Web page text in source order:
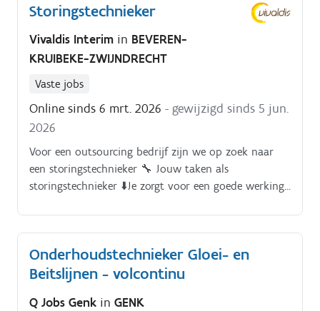
Storingstechnieker
Vivaldis Interim in BEVEREN-
KRUIBEKE-ZWIJNDRECHT
Vaste jobs
Online sinds 6 mrt. 2026 - gewijzigd sinds 5 jun.
2026
Voor een outsourcing bedrijf zijn we op zoek naar
een storingstechnieker 🔧 Jouw taken als
storingstechnieker ⬇️Je zorgt voor een goede werking
draaiend blijft. Je ondersteunt de productie. Je staat
in voor preventief onderhoud 🔧 van de installaties.
Onderhoudstechnieker Gloei- en
Beitslijnen - volcontinu
Q Jobs Genk in GENK